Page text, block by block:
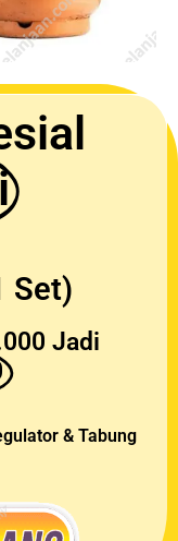
Set)
Jadi
& Tabung